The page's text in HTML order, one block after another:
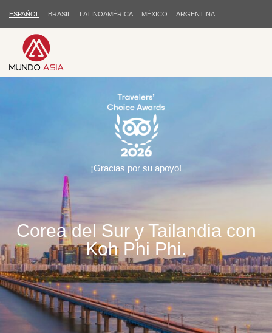
ESPAÑOL BRASIL LATINOAMÉRICA MÉXICO ARGENTINA
Corea del Sur y Tailandia con
Koh Phi Phi.
¡Gracias por su apoyo!